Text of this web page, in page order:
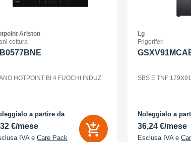
Ariston
cottura
HOTPOINT BI 4 FUOCHI INDUZ
a partire da
€/mese
IVA e Care Pack
Lg
Frigoriferi
SBS E TNF
Noleggialo a
36,24 €/mese
Esclusa IVA e